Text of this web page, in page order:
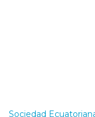
Sociedad